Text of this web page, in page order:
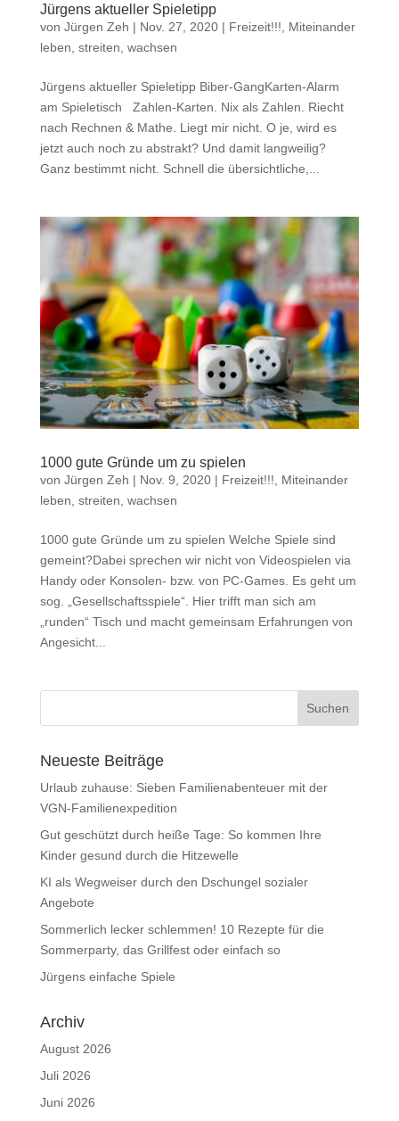
Jürgens aktueller Spieletipp
von Jürgen Zeh | Nov. 27, 2020| Freizeit!!!
Miteinander
leben, streiten, wachsen
Jürgens aktueller Spieletipp Biber-GangKarten-Alarm
am Spieletisch Zahlen-Karten. Nix als Zahlen. Riecht
nach Rechnen & Mathe. Liegt mir nicht. O je, wird es
jetzt auch noch zu abstrakt? Und damit langweilig?
Ganz bestimmt nicht. Schnell die übersichtliche,...
1000 gute Gründe um zu spielen
von Jürgen Zeh | Nov. 9, 2020| Freizeit!!!, Miteinander
leben, streiten, wachsen
1000 gute Gründe um zu spielen Welche Spiele sind
gemeint?Dabei sprechen wir nicht von Videospielen via
Handy oder Konsolen- bzw. von PC-Games. Es geht um
sog. „Gesellschaftsspiele“. Hier trifft man sich am
„runden“ Tisch und macht gemeinsam Erfahrungen von
Angesicht...
Neueste Beiträge
Urlaub zuhause: Sieben Familienabenteuer mit der
VGN-Familienexpedition
Gut geschützt durch heiße Tage: So kommen Ihre
Kinder gesund durch die Hitzewelle
KI als Wegweiser durch den Dschungel sozialer
Angebote
Sommerlich lecker schlemmen! 10 Rezepte für die
Sommerparty, das Grillfest oder einfach so
Jürgens einfache Spiele
Archiv
August 2026
Juli 2026
Juni 2026